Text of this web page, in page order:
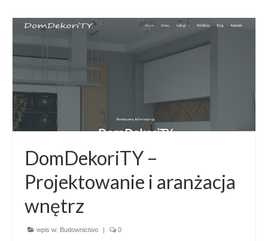
DomDekoriTY –
Projektowanie i aranżacja
wnętrz
wpis w: Budownictwo 0